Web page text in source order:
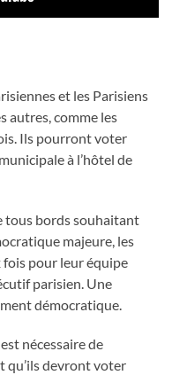
et les Parisiens
autres, comme les
Ils pourront voter
à l’hôtel de
tous bords souhaitant
majeure, les
pour leur équipe
parisien. Une
démocratique.
nécessaire de
qu’ils devront voter